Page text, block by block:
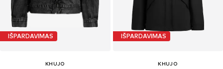
IŠPARDAVIMAS
KHUJO
IŠPARDAVIMAS
KHUJO